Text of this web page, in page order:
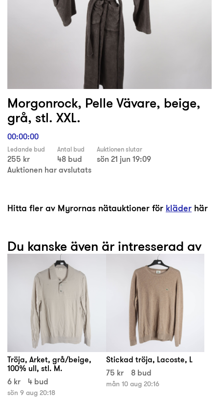
Morgonrock, Pelle Vävare, beige,
grå, stl. XXL.
00:00:00
Ledande bud
255 kr
Antal bud
48 bud
Auktionen slutar
sön 21 jun 19:09
Auktionen har avslutats
Hitta fler av Myrornas nätauktioner för kläder här
Du kanske även är intresserad av
Tröja, Arket, grå/beige,
100% ull, stl. M.
6 kr
4 bud
sön 9 aug 20:18
Stickad tröja, Lacoste, L
75 kr
8 bud
mån 10 aug 20:16